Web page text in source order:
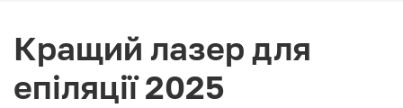
Кращий лазер для
епіляції 2025